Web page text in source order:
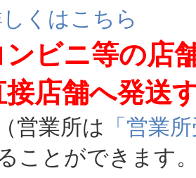
くはこちら
ビニ等の店
接店舗へ発送
業所は 「営業
ことができます